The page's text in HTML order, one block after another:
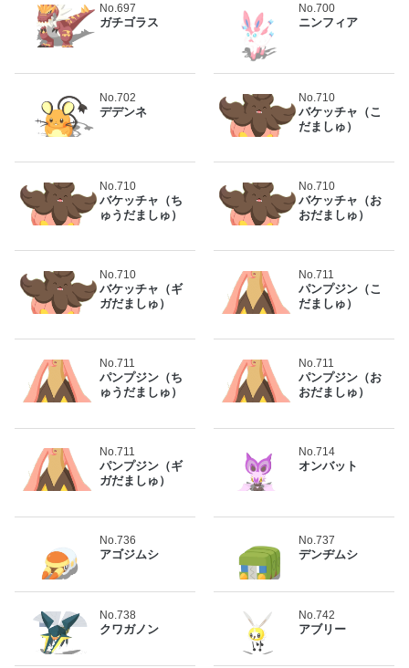
No.697
ガチゴラス
No.700
ニンフィア
No.702
デデンネ
No.710
バケッチャ（こ
だましゅ）
No.710
バケッチャ（ち
ゅうだましゅ）
No.710
バケッチャ（お
おだましゅ）
No.710
バケッチャ（ギ
ガだましゅ）
No.711
パンプジン（こ
だましゅ）
No.711
パンプジン（ち
ゅうだましゅ）
No.711
パンプジン（お
おだましゅ）
No.711
パンプジン（ギ
ガだましゅ）
No.714
オンバット
No.736
アゴジムシ
No.737
デンヂムシ
No.738
クワガノン
No.742
アブリー